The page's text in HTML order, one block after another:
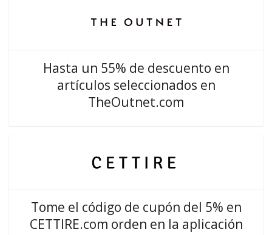
Hasta un 55% de descuento en
artículos seleccionados en
TheOutnet.com
Tome el código de cupón del 5% en
CETTIRE.com orden en la aplicación